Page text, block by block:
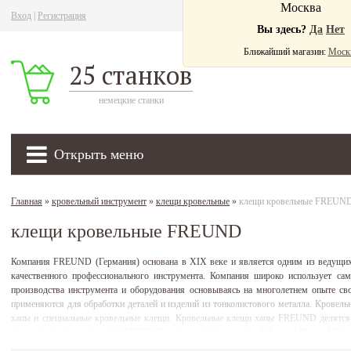
Вход Регистрация
25 станков
немецкие станки
Открыть меню
Москва
Вы здесь? Да Нет
Ближайший магазин:
Главная » кровельный инструмент » клещи кровельные » клещи кровельные
клещи кровельные FREUND
Компания FREUND (Германия) основана в ХIХ веке и является одним из
качественного профессионального инструмента. Компания широко использует
производства инструмента и оборудования основываясь на многолетнем опыте
применяются для обработки деталей и изделий из тонколистового металла.
хапы и специальные кровельные клещи. Кровельные клещи хапы FREUND